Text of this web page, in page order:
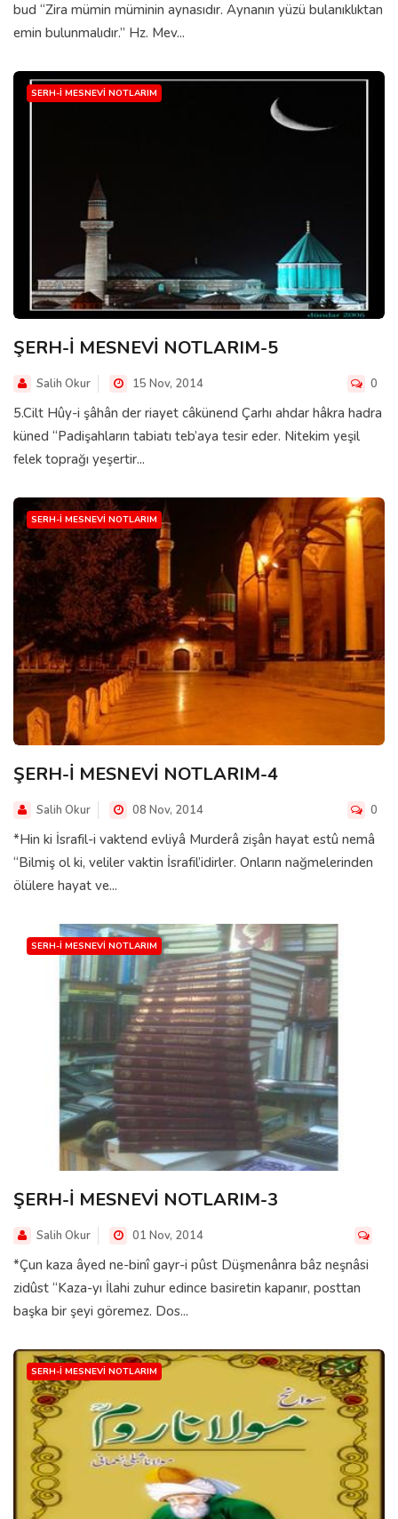
bud “Zira mümin müminin aynasıdır. Aynanın yüzü bulanıklıktan
emin bulunmalıdır.” Hz. Mev...
SERH-I MESNEVI NOTLARIM
ŞERH-İ MESNEVİ NOTLARIM-5
Salih Okur 15 Nov, 2014 0
5.Cilt Hûy-i şâhân der riayet câkünend Çarhı ahdar hâkra hadra
küned “Padişahların tabiatı teb’aya tesir eder. Nitekim yeşil
felek toprağı yeşertir...
SERH-I MESNEVI NOTLARIM
ŞERH-İ MESNEVİ NOTLARIM-4
Salih Okur 08 Nov, 2014 0
*Hin ki İsrafil-i vaktend evliyâ Murderâ zişân hayat estû nemâ
“Bilmiş ol ki, veliler vaktin İsrafil’idirler. Onların nağmelerinden
ölülere hayat ve...
SERH-I MESNEVI NOTLARIM
ŞERH-İ MESNEVİ NOTLARIM-3
Salih Okur 01 Nov, 2014
*Çun kaza âyed ne-binî gayr-i pûst Düşmenânra bâz neşnâsi
zidûst “Kaza-yı İlahi zuhur edince basiretin kapanır, posttan
başka bir şeyi göremez. Dos...
SERH-I MESNEVI NOTLARIM